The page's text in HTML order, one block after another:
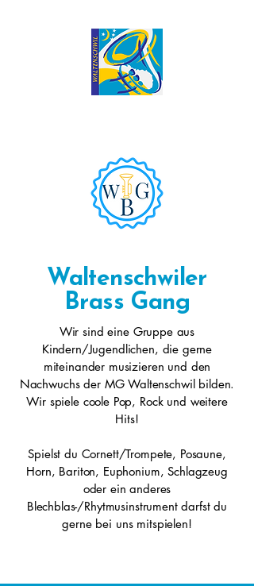
Waltenschwiler
Brass Gang
Wir sind eine Gruppe aus
Kindern/Jugendlichen, die gerne
miteinander musizieren und den
Nachwuchs der MG Waltenschwil bilden.
Wir spiele coole Pop, Rock und weitere
Hits!
Spielst du Cornett/Trompete, Posaune,
Horn, Bariton, Euphonium, Schlagzeug
oder ein anderes
Blechblas-/Rhytmusinstrument darfst du
gerne bei uns mitspielen!